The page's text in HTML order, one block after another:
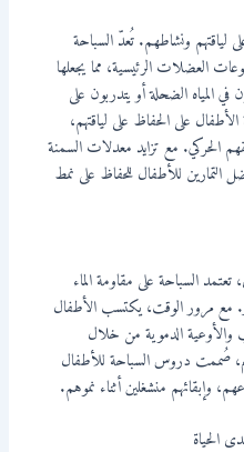
ونشاطهم. تُعدّ السباحة
العضلات الرئيسية، مما يجعلها
الضحلة أو يتدربون على
على الحفاظ على لياقتهم،
الحركي. مع تزايد معدلات السمنة
للأطفال للحفاظ على نمط
السباحة على مقاومة الماء
مع مرور الوقت، يكتسب الأطفال
الدموية من خلال
دروس السباحة للأطفال
منشغلين أثناء نموهم.